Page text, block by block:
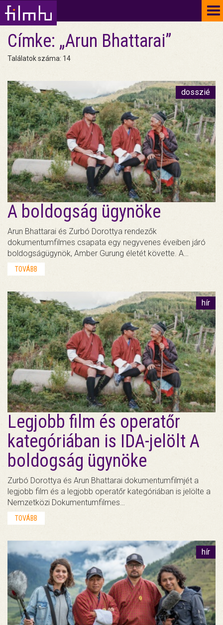
Címke: „Arun Bhattarai”
Találatok száma: 14
dosszié
A boldogság ügynöke
Arun Bhattarai és Zurbó Dorottya rendezők
dokumentumfilmes csapata egy negyvenes éveiben járó
boldogságügynök, Amber Gurung életét követte. A…
TOVÁBB
hír
Legjobb film és operatőr
kategóriában is IDA-jelölt A
boldogság ügynöke
Zurbó Dorottya és Arun Bhattarai dokumentumfilmjét a
legjobb film és a legjobb operatőr kategóriában is jelölte a
Nemzetközi Dokumentumfilmes…
TOVÁBB
hír